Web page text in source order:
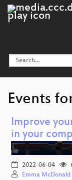
Events
Improve
in your
2022-06-04
Emma McDonald